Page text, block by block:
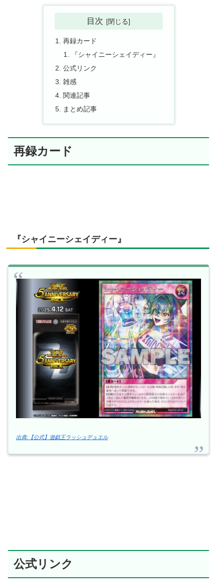
目次
再録カード
『シャイニーシェイディー』
公式リンク
雑感
関連記事
まとめ記事
再録カード
『シャイニーシェイディー』
出典:【公式】遊戯王ラッシュデュエル
公式リンク